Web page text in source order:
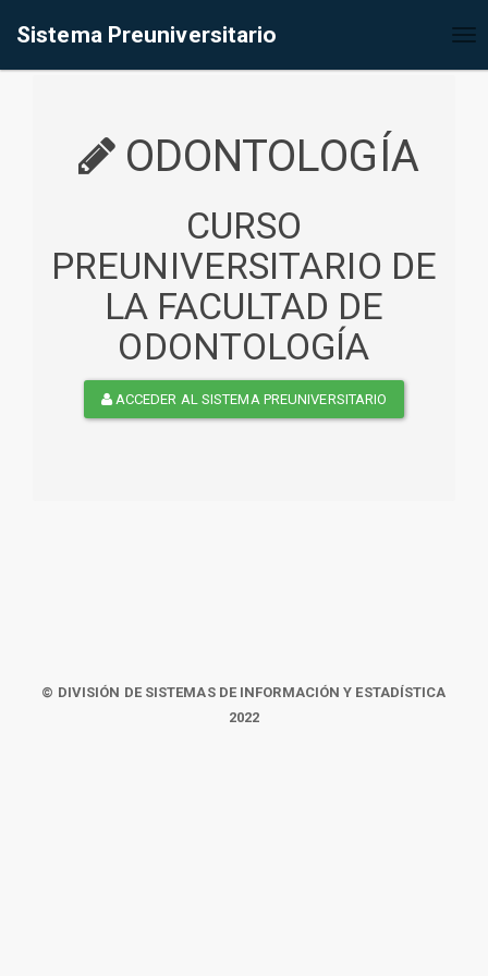
Sistema Preuniversitario
ODONTOLOGÍA
CURSO
PREUNIVERSITARIO DE
LA FACULTAD DE
ODONTOLOGÍA
ACCEDER AL SISTEMA PREUNIVERSITARIO
© DIVISIÓN DE SISTEMAS DE INFORMACIÓN Y ESTADÍSTICA
2022